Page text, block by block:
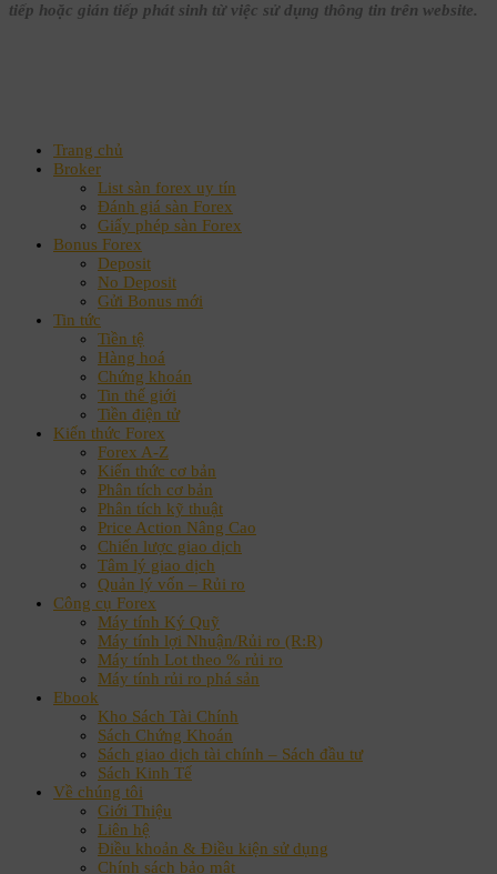
tiếp hoặc gián tiếp phát sinh từ việc sử dụng thông tin trên website.
Trang chủ
Broker
List sàn forex uy tín
Đánh giá sàn Forex
Giấy phép sàn Forex
Bonus Forex
Deposit
No Deposit
Gửi Bonus mới
Tin tức
Tiền tệ
Hàng hoá
Chứng khoán
Tin thế giới
Tiền điện tử
Kiến thức Forex
Forex A-Z
Kiến thức cơ bản
Phân tích cơ bản
Phân tích kỹ thuật
Price Action Nâng Cao
Chiến lược giao dịch
Tâm lý giao dịch
Quản lý vốn – Rủi ro
Công cụ Forex
Máy tính Ký Quỹ
Máy tính lợi Nhuận/Rủi ro (R:R)
Máy tính Lot theo % rủi ro
Máy tính rủi ro phá sản
Ebook
Kho Sách Tài Chính
Sách Chứng Khoán
Sách giao dịch tài chính – Sách đầu tư
Sách Kinh Tế
Về chúng tôi
Giới Thiệu
Liên hệ
Điều khoản & Điều kiện sử dụng
Chính sách bảo mật